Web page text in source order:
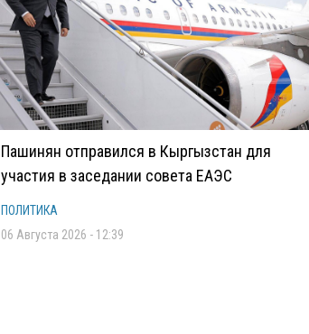
Пашинян отправился в Кыргызстан для
участия в заседании совета ЕАЭС
ПОЛИТИКА
06 Августа 2026 - 12:39